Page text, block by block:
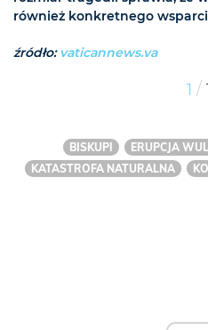
również konkretnego
źródło: vaticannews.va
1 /
BISKUPI ERUPCJA
KATASTROFA NATURALNA